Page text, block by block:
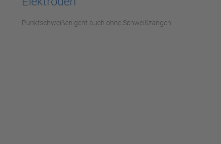
Management Platform
Punktschweißen geht auch ohne Schweißzangen .....